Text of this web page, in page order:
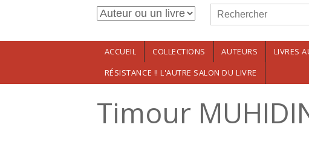
Aller au contenu principalFormulaire de
Rechercher
ACCUEIL COLLECTIONS AUTEURS LIVRES
RÉSISTANCE !! L'AUTRE SALON DU LIVRE
Timour